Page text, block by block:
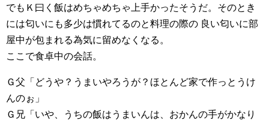
でもＫ曰く飯はめちゃめちゃ上手かったそうだ。そのとき
には匂いにも多少は慣れてるのと料理の際の 良い匂いに部
屋中が包まれる為気に留めなくなる。
ここで食卓中の会話。
Ｇ父「どうや？うまいやろうが？ほとんど家で作っとうけ
んのぉ」
Ｇ兄「いや、うちの飯はうまいんは、おかんの手がかなり